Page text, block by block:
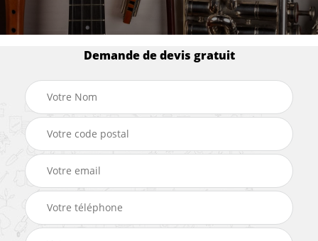
Demande de devis gratuit